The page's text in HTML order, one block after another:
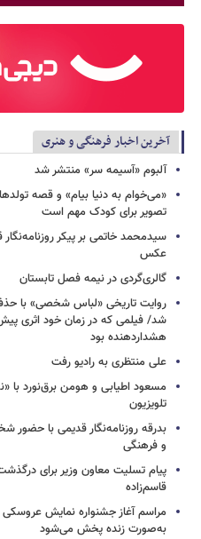
آخرین اخبار فرهنگی و هنری
آلبوم «آسیمه سر» منتشر شد
«می‌خوام به دنیا بیام» و قصه
تصویر برای کودک مهم است
سیدمحمد خاتمی بر پیکر
عکس
گالری‌گردی در نیمه فصل تابستان
روایت تاریخی «لباس شخصی» با
شد/ فیلمی که در زمان خود اثری
هشداردهنده بود
علی منتظری به رادیو رفت
مسعود اطیابی و هومن برق‌نورد با
تلویزیون
بدرقه روزنامه‌نگار قدیمی با
و فرهنگی
پیام تسلیت معاون وزیر برای
قاسم‌زاده
مراسم آغاز جشنواره نمایش عروسکی
به‌صورت زنده پخش می‌شود